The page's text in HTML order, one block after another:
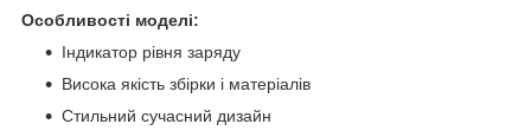
Особливості моделі:
Індикатор рівня заряду
Висока якість збірки і матеріалів
Стильний сучасний дизайн